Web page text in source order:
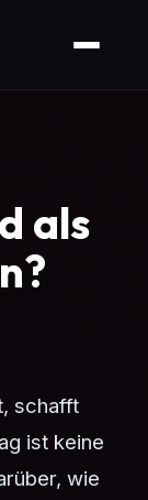
als
schafft
ist keine
wie